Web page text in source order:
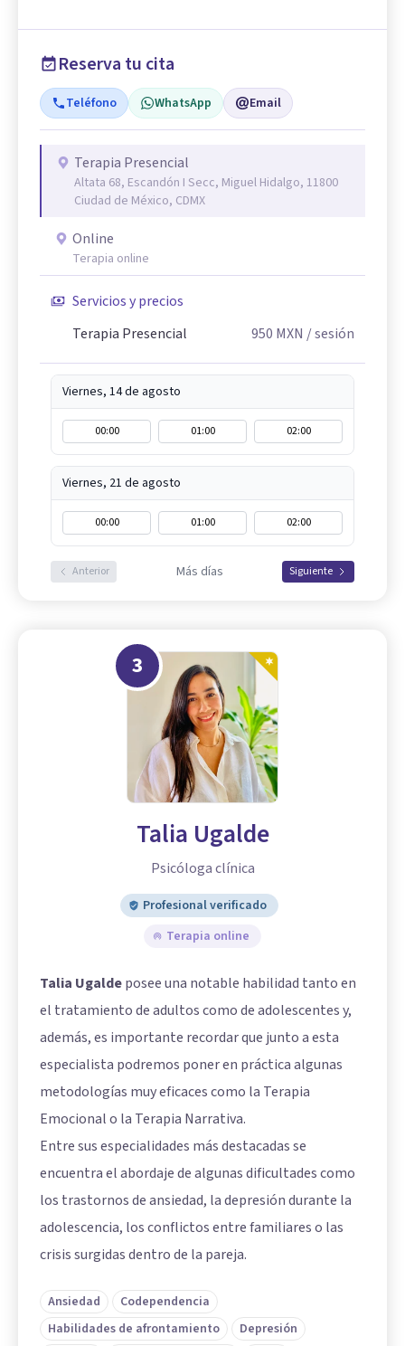
Reserva tu cita
Teléfono WhatsApp Email
Terapia Presencial
Altata 68, Escandón I Secc, Miguel Hidalgo, 11800
Ciudad de México, CDMX
Online
Terapia online
Servicios y precios
Terapia Presencial
950 MXN / sesión
Viernes, 14 de agosto
00:00 01:00 02:00
Viernes, 21 de agosto
00:00 01:00 02:00
Anterior Más días Siguiente
3
Talia Ugalde
Psicóloga clínica
Profesional verificado
Terapia online
Talia Ugaldeposee una notable habilidad tanto en
el tratamiento de adultos como de adolescentes y,
además, es importante recordar que junto a esta
especialista podremos poner en práctica algunas
metodologías muy eficaces como la Terapia
Emocional o la Terapia Narrativa.
Entre sus especialidades más destacadas se
encuentra el abordaje de algunas dificultades como
los trastornos de ansiedad, la depresión durante la
adolescencia, los conflictos entre familiares o las
crisis surgidas dentro de la pareja.
Ansiedad
Codependencia
Habilidades de afrontamiento
Depresión